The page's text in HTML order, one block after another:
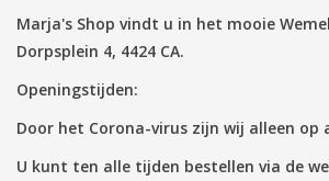
Wenskaarten
Zeeuws/Streek
Tassen/Portemonnee
Marja's Shop vindt u in het mooie
Dorpsplein 4, 4424 CA.
Openingstijden:
Door het Corona-virus zijn wij alleen op
U kunt ten alle tijden bestellen via de